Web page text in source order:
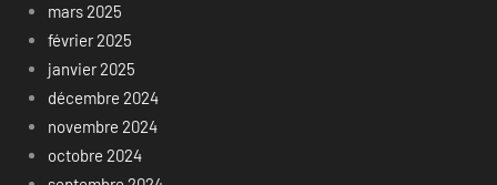
mars 2025
février 2025
janvier 2025
décembre 2024
novembre 2024
octobre 2024